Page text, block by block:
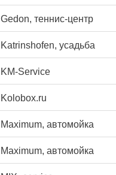
Gedon, теннис-центр
Katrinshofen, усадьба
KM-Service
Kolobox.ru
Maximum, автомойка
Maximum, автомойка